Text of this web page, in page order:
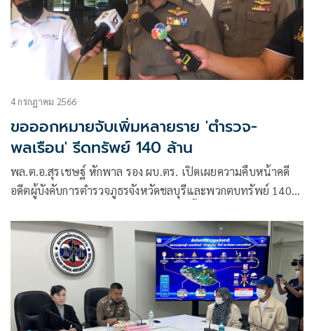
4 กรกฎาคม 2566
ขอออกหมายจับเพิ่มหลายราย 'ตำรวจ-
พลเรือน' รีดทรัพย์ 140 ล้าน
พล.ต.อ.สุรเชษฐ์ หักพาล รอง ผบ.ตร. เปิดเผยความคืบหน้าคดี
อดีตผู้บังคับการตำรวจภูธรจังหวัดชลบุรีและพวกตบทรัพย์ 140
ศาลเพื่อออกหมายจับผู้เกี่ยวข้องอีกหลายราย